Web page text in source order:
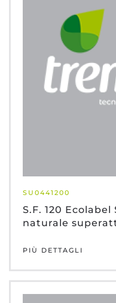
SU0441200
S.F. 120
naturale
PIÙ DETTAGLI